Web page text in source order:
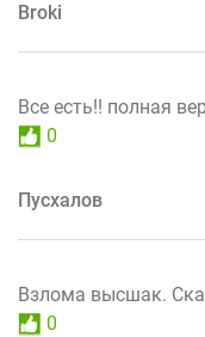
Broki
Все есть!! полная
0
Пусхалов
Взлома высшак.
0